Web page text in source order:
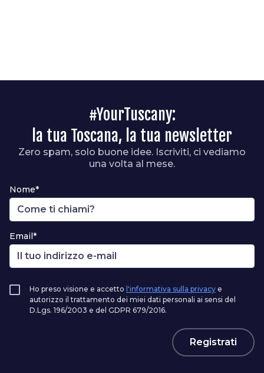
#YourTuscany:
la tua Toscana, la tua newsletter
Zero spam, solo buone idee. Iscriviti, ci vediamo
una volta al mese.
Nome*
Email*
Ho preso visione e accetto l'informativa sulla privacy e
autorizzo il trattamento dei miei dati personali ai sensi del
D.Lgs. 196/2003 e del GDPR 679/2016.
Registrati